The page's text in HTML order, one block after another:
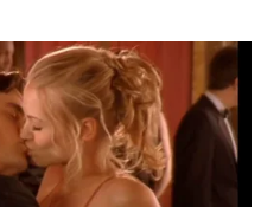
uma conexão profunda
permitindo que a planta
sentinela silenciosa em
É fascinante
tão simples pode trazer
quem costuma absorver o
terceiros sem perceber